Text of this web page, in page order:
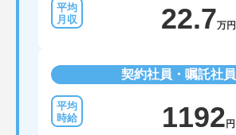
22.7万円
契約社員・嘱託社員
1192 円